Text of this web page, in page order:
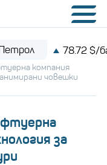
78.72 $/барел
компания
човешки
за